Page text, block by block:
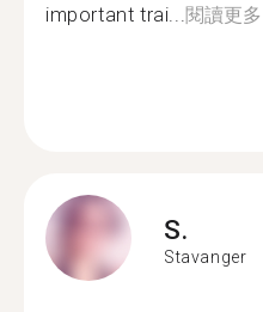
important trai...閱讀更多
S.
Stavanger